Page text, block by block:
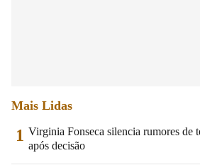
Mais Lidas
1 Virginia Fonseca silencia rumores de
após decisão